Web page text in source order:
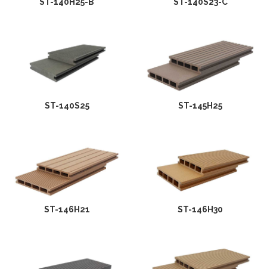
ST-140S25 ST-145H25
ST-146H21 ST-146H30